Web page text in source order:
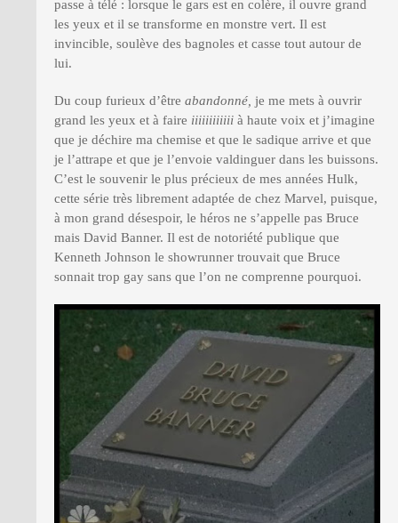
passe à télé : lorsque le gars est en colère, il ouvre grand
les yeux et il se transforme en monstre vert. Il est
invincible, soulève des bagnoles et casse tout autour de
lui.
Du coup furieux d’être abandonné, je me mets à ouvrir
grand les yeux et à faire iiiiiiiiiiii à haute voix et j’imagine
que je déchire ma chemise et que le sadique arrive et que
je l’attrape et que je l’envoie valdinguer dans les buissons.
C’est le souvenir le plus précieux de mes années Hulk,
cette série très librement adaptée de chez Marvel, puisque,
à mon grand désespoir, le héros ne s’appelle pas Bruce
mais David Banner. Il est de notoriété publique que
Kenneth Johnson le showrunner trouvait que Bruce
sonnait trop gay sans que l’on ne comprenne pourquoi.